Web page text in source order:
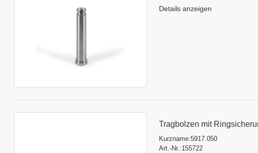
Details anzeigen
Tragbolzen mit
Kurzname:5917.050
Art.-Nr.:155722